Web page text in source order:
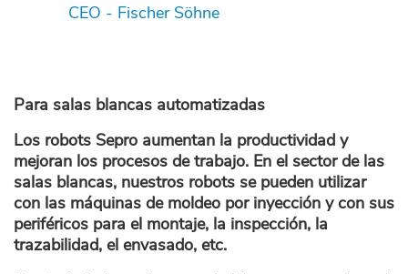
CEO - Fischer Söhne
Para salas blancas automatizadas
Los robots Sepro aumentan la productividad y
mejoran los procesos de trabajo. En el sector de las
salas blancas, nuestros robots se pueden utilizar
con las máquinas de moldeo por inyección y con sus
periféricos para el montaje, la inspección, la
trazabilidad, el envasado, etc.